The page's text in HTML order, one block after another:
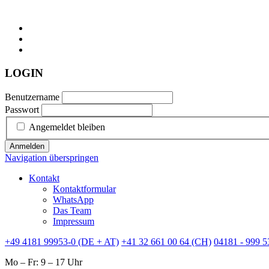
LOGIN
Benutzername
Passwort
Angemeldet bleiben
Anmelden
Navigation überspringen
Kontakt
Kontaktformular
WhatsApp
Das Team
Impressum
+49 4181 99953-0 (DE + AT) +41 32 661 00 64 (CH) 04181 - 999
Mo – Fr: 9 – 17 Uhr